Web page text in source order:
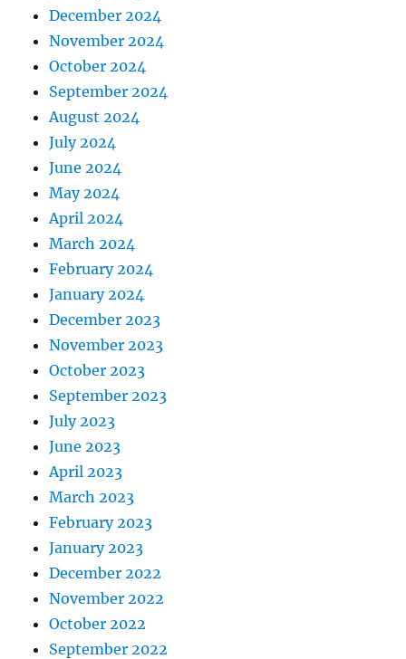
December 2024
November 2024
October 2024
September 2024
August 2024
July 2024
June 2024
May 2024
April 2024
March 2024
February 2024
January 2024
December 2023
November 2023
October 2023
September 2023
July 2023
June 2023
April 2023
March 2023
February 2023
January 2023
December 2022
November 2022
October 2022
September 2022